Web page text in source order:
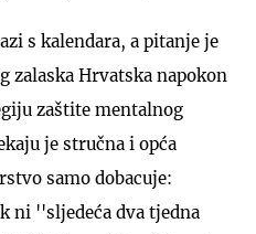
s kalendara, a pitanje je
zalaska Hrvatska napokon
zaštite mentalnog
je stručna i opća
samo dobacuje:
ni ''sljedeća dva tjedna